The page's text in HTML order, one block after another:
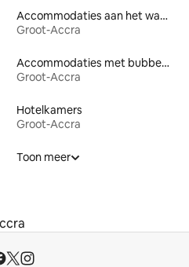
Accommodaties aan het water
Groot-Accra
Accommodaties met bubbelbad
Groot-Accra
Hotelkamers
Groot-Accra
Toon meer